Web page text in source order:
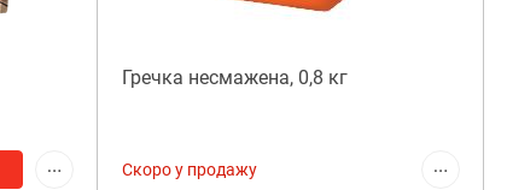
Гречка несмажена, 0,8 кг
Скоро у продажу